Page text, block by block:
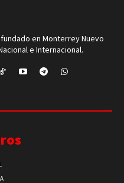
en Monterrey Nuevo
e Internacional.